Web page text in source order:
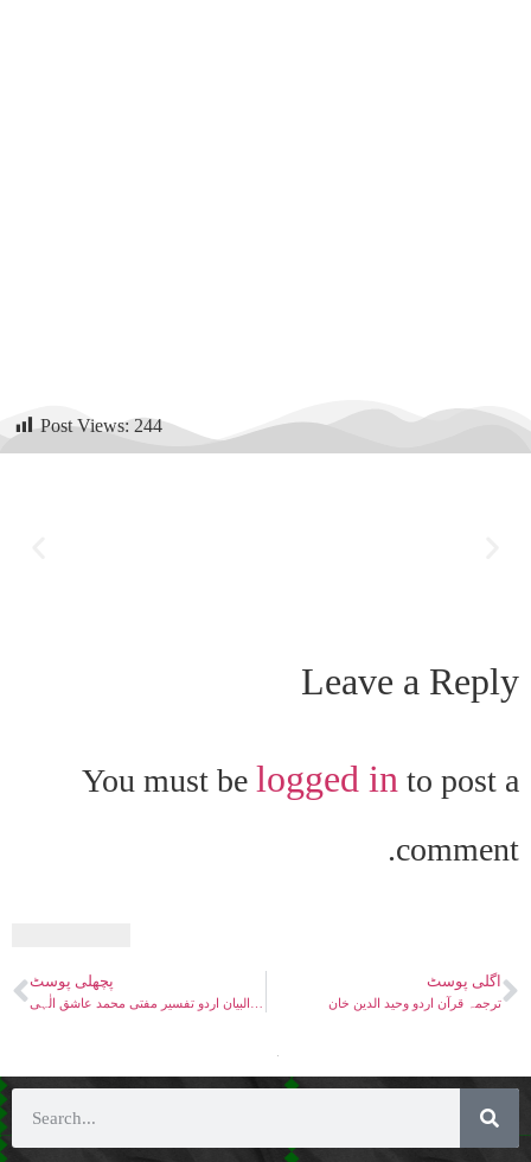
Post Views: 244
Leave a Reply
You must be logged in to post a
comment.
پچھلی پوسٹ اگلی پوسٹ
ترجمہ قرآن اردو وحید الدین خان